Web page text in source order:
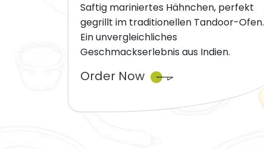
Saftig mariniertes Hähnchen, perfekt
gegrillt im traditionellen Tandoor-Ofen.
Ein unvergleichliches
Geschmackserlebnis aus Indien.
Order Now